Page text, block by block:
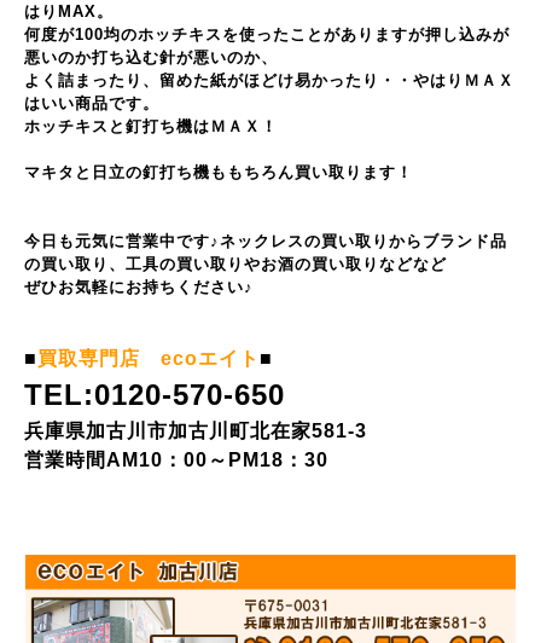
はりMAX。
何度が100均のホッチキスを使ったことがありますが押し込みが
悪いのか打ち込む針が悪いのか、
よく詰まったり、留めた紙がほどけ易かったり・・やはりＭＡＸ
はいい商品です。
ホッチキスと釘打ち機はＭＡＸ！
マキタと日立の釘打ち機ももちろん買い取ります！
今日も元気に営業中です♪ネックレスの買い取りからブランド品
の買い取り、工具の買い取りやお酒の買い取りなどなど
ぜひお気軽にお持ちください♪
■買取専門店 ecoエイト ■
TEL:0120-570-650
兵庫県加古川市加古川町北在家581-3
営業時間AM10：00～PM18：30